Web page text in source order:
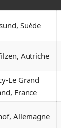
Suède
Autriche
Le Grand
France
Allemagne